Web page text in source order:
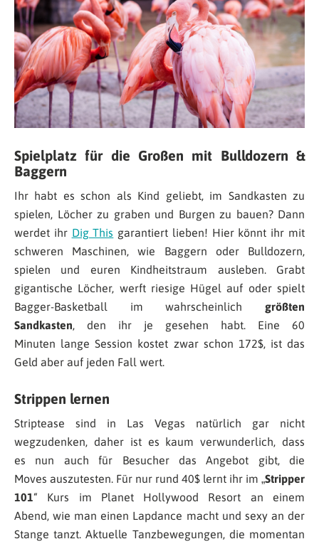
Spielplatz für die Großen mit Bulldozern &
Baggern
Ihr habt es schon als Kind geliebt, im Sandkasten zu
spielen, Löcher zu graben und Burgen zu bauen? Dann
werdet ihr Dig This garantiert lieben! Hier könnt ihr mit
schweren Maschinen, wie Baggern oder Bulldozern,
spielen und euren Kindheitstraum ausleben. Grabt
gigantische Löcher, werft riesige Hügel auf oder spielt
Bagger-Basketball im wahrscheinlich größten
Sandkasten , den ihr je gesehen habt. Eine 60
Minuten lange Session kostet zwar schon 172$, ist das
Geld aber auf jeden Fall wert.
Strippen lernen
Striptease sind in Las Vegas natürlich gar nicht
wegzudenken, daher ist es kaum verwunderlich, dass
es nun auch für Besucher das Angebot gibt, die
Moves auszutesten. Für nur rund 40$ lernt ihr im „ Stripper
101 “ Kurs im Planet Hollywood Resort an einem
Abend, wie man einen Lapdance macht und sexy an der
Stange tanzt. Aktuelle Tanzbewegungen, die momentan